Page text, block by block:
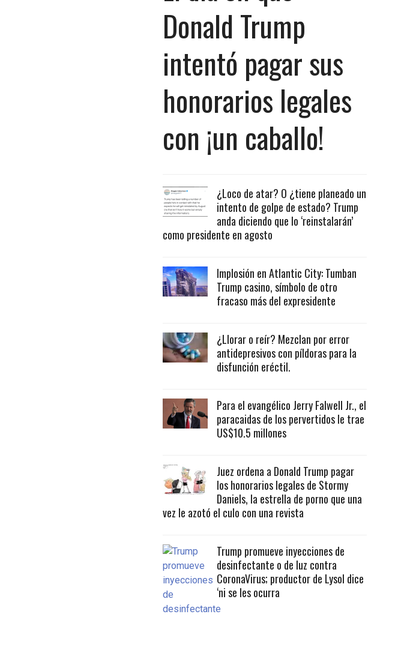
Donald Trump
intentó pagar sus
honorarios legales
con ¡un caballo!
¿Loco de atar? O ¿tiene planeado un
intento de golpe de estado? Trump
anda diciendo que lo ‘reinstalarán’
como presidente en agosto
Implosión en Atlantic City: Tumban
Trump casino, símbolo de otro
fracaso más del expresidente
¿Llorar o reír? Mezclan por error
antidepresivos con píldoras para la
disfunción eréctil.
Para el evangélico Jerry Falwell Jr., el
paracaidas de los pervertidos le trae
US$10.5 millones
Juez ordena a Donald Trump pagar
los honorarios legales de Stormy
Daniels, la estrella de porno que una
vez le azotó el culo con una revista
Trump promueve inyecciones de
desinfectante o de luz contra
CoronaVirus; productor de Lysol dice
‘ni se les ocurra